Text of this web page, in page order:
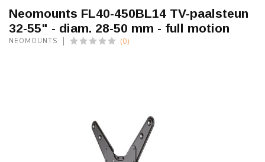
Neomounts FL40-450BL14 TV-paalsteun
32-55" - diam. 28-50 mm - full motion
NEOMOUNTS (0)